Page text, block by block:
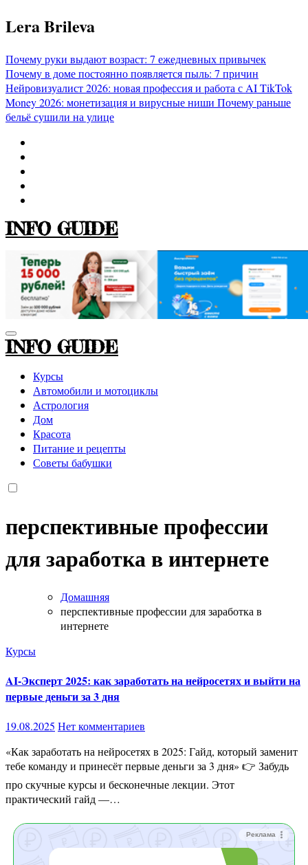
Перейти
к
Lera Brileva
Почему руки выдают возраст: 7 ежедневных привычек
Почему в доме постоянно появляется пыль: 7 причин
Нейровизуалист 2026: новая профессия и работа с AITikTok
Money 2026: монетизация и вирусные ниши Почему раньше
бельё сушили на улице
INFO GUIDE
INFO GUIDE
Курсы
Автомобили и мотоциклы
Астрология
Дом
Красота
Питание и рецепты
Советы бабушки
перспективные профессии
для заработка в интернете
Домашняя
перспективные профессии для заработка в
интернете
Курсы
AI-Эксперт 2025: как заработать на нейросетях и выйти на
первые деньги за 3 дня
19.08.2025 Нет комментариев
«Как заработать на нейросетях в 2025: Гайд, который заменит
тебе команду и принесёт первые деньги за 3 дня» 👉 Забудь
про скучные курсы и бесконечные лекции. Этот
практический гайд —…
Реклама